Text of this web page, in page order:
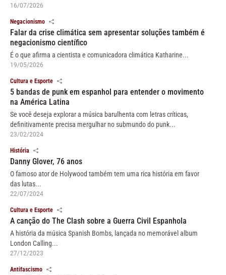
16/07/2026
Negacionismo
Falar da crise climática sem apresentar soluções também é
negacionismo científico
É o que afirma a cientista e comunicadora climática Katharine...
19/05/2026
Cultura e Esporte
5 bandas de punk em espanhol para entender o movimento
na América Latina
Se você deseja explorar a música barulhenta com letras críticas,
definitivamente precisa mergulhar no submundo do punk...
23/02/2024
História
Danny Glover, 76 anos
O famoso ator de Holywood também tem uma rica história em favor
das lutas...
22/07/2024
Cultura e Esporte
A canção do The Clash sobre a Guerra Civil Espanhola
A história da música Spanish Bombs, lançada no memorável album
London Calling...
27/12/2023
Antifascismo